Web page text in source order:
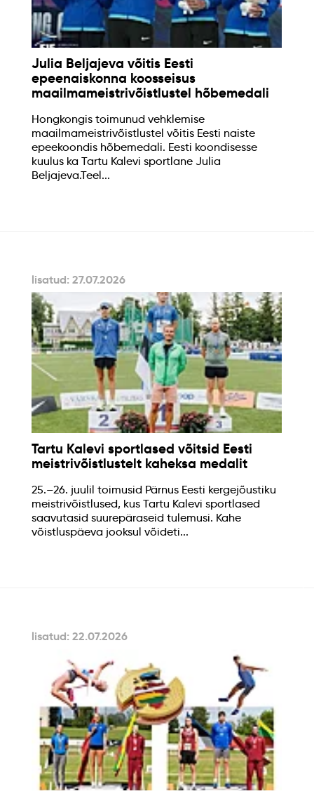
Julia Beljajeva võitis Eesti
epeenaiskonna koosseisus
maailmameistrivõistlustel hõbemedali
Hongkongis toimunud vehklemise
maailmameistrivõistlustel võitis Eesti naiste
epeekoondis hõbemedali. Eesti koondisesse
kuulus ka Tartu Kalevi sportlane Julia
Beljajeva.Teel...
lisatud: 27.07.2026
Tartu Kalevi sportlased võitsid Eesti
meistrivõistlustelt kaheksa medalit
25.–26. juulil toimusid Pärnus Eesti kergejõustiku
meistrivõistlused, kus Tartu Kalevi sportlased
saavutasid suurepäraseid tulemusi. Kahe
võistluspäeva jooksul võideti...
lisatud: 22.07.2026